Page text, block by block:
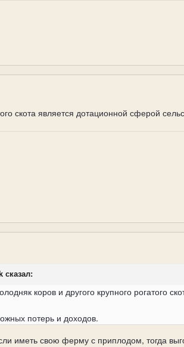
скота является дотационной сферой
сказал:
коров и другого крупного
потерь и доходов.
иметь свою ферму с приплодом, тогда